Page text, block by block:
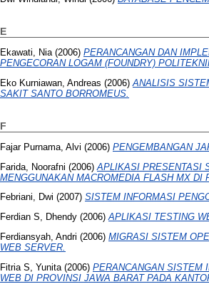
E
Ekawati, Nia(2006) PERANCANGAN DAN
PENGECORAN LOGAM (FOUNDRY)
Eko Kurniawan, Andreas (2006) ANALISIS
SAKIT SANTO BORROMEUS.
F
Fajar Purnama, Alvi (2006) PENGEMBANGAN
Farida, Noorafni (2006) APLIKASI PRESENTASI
MENGGUNAKAN MACROMEDIA FLASH MX DI
Febriani, Dwi (2007) SISTEM INFORMASI
Ferdian S, Dhendy (2006)APLIKASI TESTING
Ferdiansyah, Andri (2006) MIGRASI SISTEM
WEB SERVER.
Fitria S, Yunita (2006) PERANCANGAN SISTEM
WEB DI PROVINSI JAWA BARAT PADA